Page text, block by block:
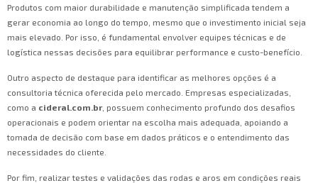
Produtos com maior durabilidade e manutenção simplificada tendem a
gerar economia ao longo do tempo, mesmo que o investimento inicial seja
mais elevado. Por isso, é fundamental envolver equipes técnicas e de
logística nessas decisões para equilibrar performance e custo-benefício.
Outro aspecto de destaque para identificar as melhores opções é a
consultoria técnica oferecida pelo mercado. Empresas especializadas,
como a cideral.com.br, possuem conhecimento profundo dos desafios
operacionais e podem orientar na escolha mais adequada, apoiando a
tomada de decisão com base em dados práticos e o entendimento das
necessidades do cliente.
Por fim, realizar testes e validações das rodas e aros em condições reais